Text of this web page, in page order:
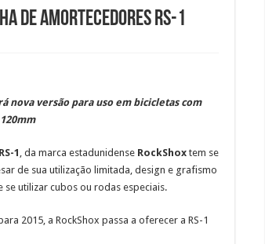
de amortecedores RS-1
nova versão para uso em bicicletas com
RS-1 , da marca estadunidense RockShox tem se
de sua utilização limitada, design e grafismo
utilizar cubos ou rodas especiais.
2015, a RockShox passa a oferecer a RS-1